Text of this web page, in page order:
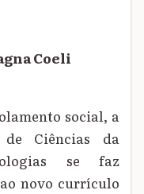
Coeli
social, a
de Ciências da
se faz
novo currículo